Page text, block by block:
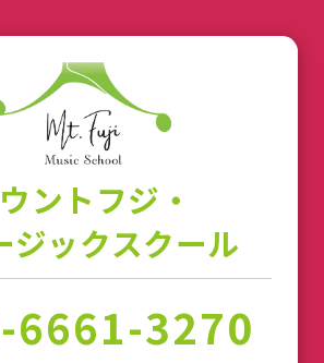
ントフジ・
ジックスクール
6661-3270